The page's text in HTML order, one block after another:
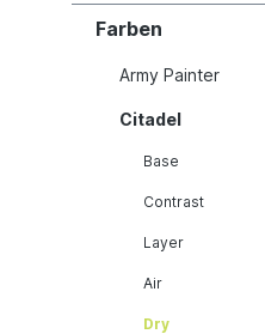
Farben
Army Painter
Citadel
Base
Contrast
Layer
Air
Dry